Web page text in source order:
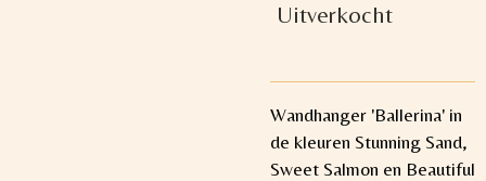
Uitverkocht
Wandhanger 'Ballerina' in
de kleuren Stunning Sand,
Sweet Salmon en Beautiful